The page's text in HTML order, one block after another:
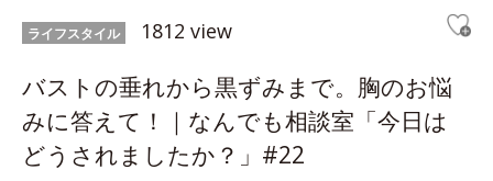
ライフスタイル 1812 view
バストの垂れから黒ずみまで。胸のお悩
みに答えて！｜なんでも相談室「今日は
どうされましたか？」#22